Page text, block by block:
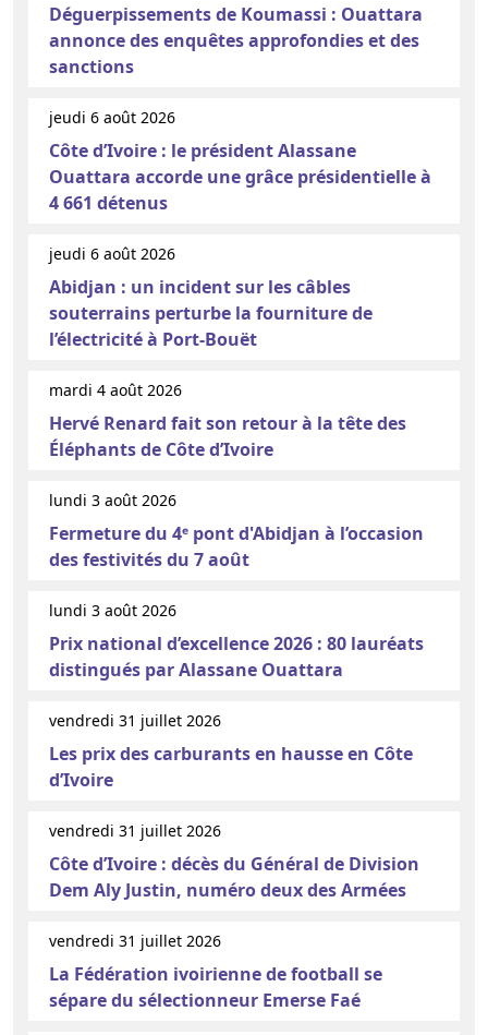
Déguerpissements de Koumassi : Ouattara
annonce des enquêtes approfondies et des
sanctions
jeudi 6 août 2026
Côte d’Ivoire : le président Alassane
Ouattara accorde une grâce présidentielle à
4 661 détenus
jeudi 6 août 2026
Abidjan : un incident sur les câbles
souterrains perturbe la fourniture de
l’électricité à Port-Bouët
mardi 4 août 2026
Hervé Renard fait son retour à la tête des
Éléphants de Côte d’Ivoire
lundi 3 août 2026
Fermeture du 4ᵉ pont d'Abidjan à l’occasion
des festivités du 7 août
lundi 3 août 2026
Prix national d’excellence 2026 : 80 lauréats
distingués par Alassane Ouattara
vendredi 31 juillet 2026
Les prix des carburants en hausse en Côte
d’Ivoire
vendredi 31 juillet 2026
Côte d’Ivoire : décès du Général de Division
Dem Aly Justin, numéro deux des Armées
vendredi 31 juillet 2026
La Fédération ivoirienne de football se
sépare du sélectionneur Emerse Faé